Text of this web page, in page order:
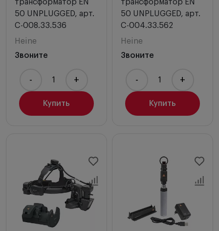
трансформатор EN
50 UNPLUGGED, арт.
C-008.33.536
Heine
Звоните
Купить
- +
трансформатор EN
50 UNPLUGGED, арт.
C-004.33.562
Heine
Звоните
Купить
- +